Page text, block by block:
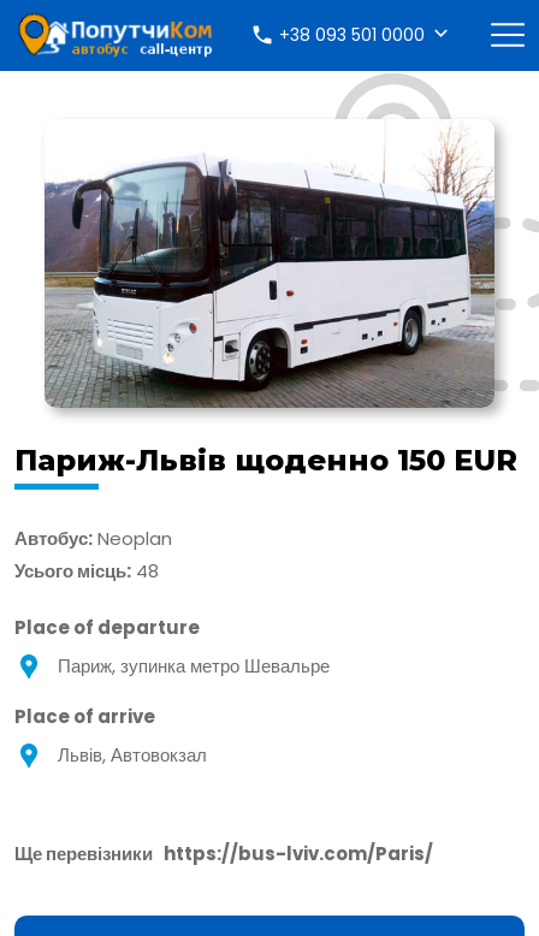
+38 093 501 0000
Париж-Львів щоденно 150 EUR
Автобус:Neoplan
Усього місць: 48
Place of departure
Париж, зупинка метро Шевальре
Place of arrive
Львів, Автовокзал
Ще перевізники https://bus-lviv.com/Paris/